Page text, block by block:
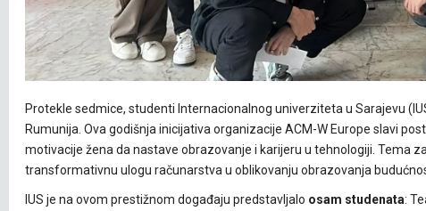
Protekle sedmice, studenti Internacionalnog univerziteta u Sarajevu
Rumunija. Ova godišnja inicijativa organizacije ACM-W Europe slavi
motivacije žena da nastave obrazovanje i karijeru u tehnologiji. Tema
transformativnu ulogu računarstva u oblikovanju obrazovanja
IUS je na ovom prestižnom događaju predstavljalo osam studenata: